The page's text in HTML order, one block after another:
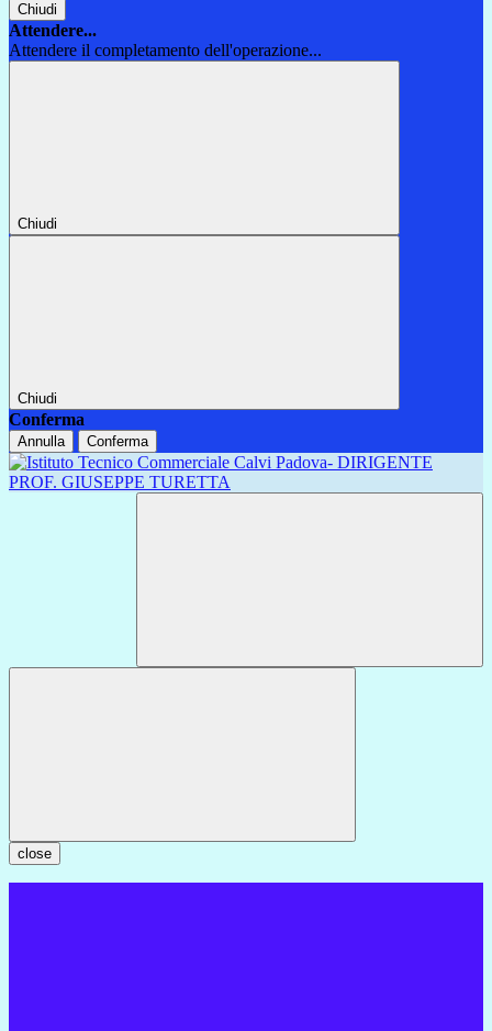
Chiudi
Attendere...
Attendere il completamento dell'operazione...
Chiudi
Chiudi
Conferma
Annulla Conferma
close